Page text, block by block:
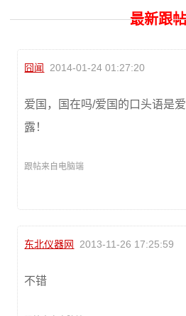
最新跟
囧闻 2014-01-24 01:27:20
爱国，国在吗/爱国的口头语是
露！
跟帖来自电脑端
东北仪器网 2013-11-26 17:25:59
不错